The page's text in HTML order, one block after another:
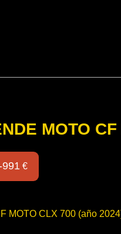
MOTO
991 €
MOTO CLX 700 (año